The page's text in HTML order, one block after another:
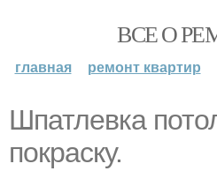
ВСЕ О
главная ремонт квартир
Шпатлевка
покраску.